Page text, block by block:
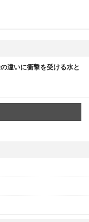
違いに衝撃を受ける水と